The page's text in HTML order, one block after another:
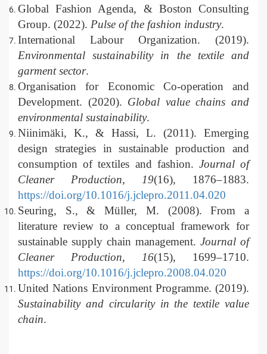
Global Fashion Agenda, & Boston Consulting
Group. (2022). Pulse of the fashion industry.
International Labour Organization. (2019).
Environmental sustainability in the textile and
garment sector.
Organisation for Economic Co-operation and
Development. (2020). Global value chains and
environmental sustainability.
Niinimäki, K., & Hassi, L. (2011). Emerging
design strategies in sustainable production and
consumption of textiles and fashion. Journal of
Cleaner Production, 19(16), 1876–1883.
https://doi.org/10.1016/j.jclepro.2011.04.020
Seuring, S., & Müller, M. (2008). From a
literature review to a conceptual framework for
sustainable supply chain management. Journal of
Cleaner Production, 16(15), 1699–1710.
https://doi.org/10.1016/j.jclepro.2008.04.020
United Nations Environment Programme. (2019).
Sustainability and circularity in the textile value
chain.